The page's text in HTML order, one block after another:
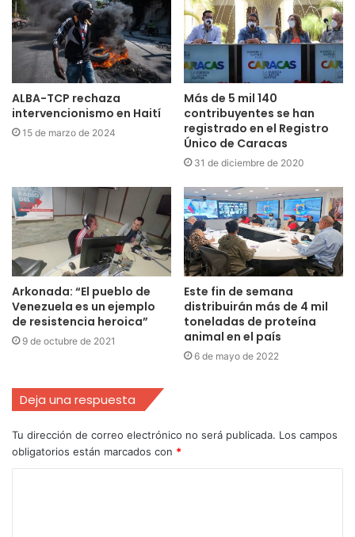
ALBA-TCP rechaza
intervencionismo en Haití
15 de marzo de 2024
Más de 5 mil 140
contribuyentes se han
registrado en el Registro
Único de Caracas
31 de diciembre de 2020
Arkonada: “El pueblo de
Venezuela es un ejemplo
de resistencia heroica”
9 de octubre de 2021
Este fin de semana
distribuirán más de 4 mil
toneladas de proteína
animal en el país
6 de mayo de 2022
Deja una respuesta
Tu dirección de correo electrónico no será publicada. Los campos
obligatorios están marcados con *